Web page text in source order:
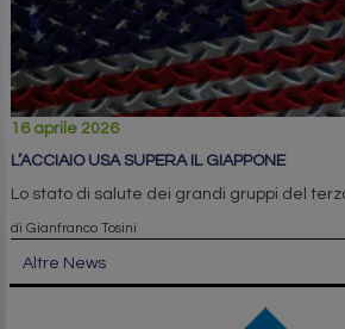
16 aprile 2026
L’ACCIAIO USA SUPERA IL GIAPPONE
Lo stato di salute dei grandi gruppi del
di Gianfranco Tosini
Altre News